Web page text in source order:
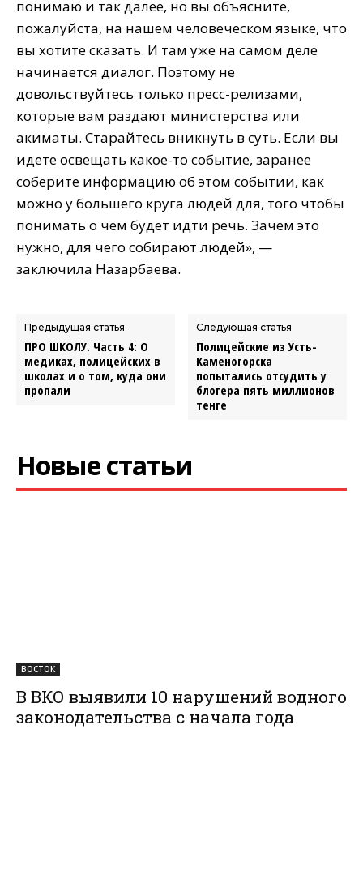
понимаю и так далее, но вы объясните,
пожалуйста, на нашем человеческом языке, что
вы хотите сказать. И там уже на самом деле
начинается диалог. Поэтому не
довольствуйтесь только пресс-релизами,
которые вам раздают министерства или
акиматы. Старайтесь вникнуть в суть. Если вы
идете освещать какое-то событие, заранее
соберите информацию об этом событии, как
можно у большего круга людей для, того чтобы
понимать о чем будет идти речь. Зачем это
нужно, для чего собирают людей», —
заключила Назарбаева.
Предыдущая статья
ПРО ШКОЛУ. Часть 4: О
медиках, полицейских в
школах и о том, куда они
пропали
Следующая статья
Полицейские из Усть-
Каменогорска
попытались отсудить у
блогера пять миллионов
тенге
Новые статьи
ВОСТОК
В ВКО выявили 10 нарушений водного
законодательства с начала года